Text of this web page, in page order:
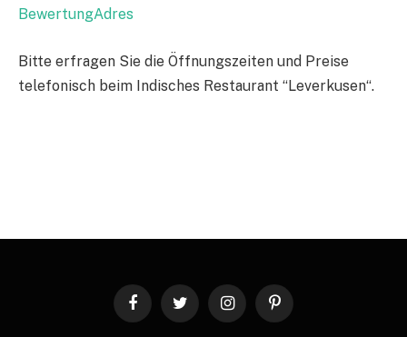
BewertungAdres
Bitte erfragen Sie die Öffnungszeiten und Preise
telefonisch beim Indisches Restaurant “Leverkusen“.
FacebookTwitter InstagramPinterest